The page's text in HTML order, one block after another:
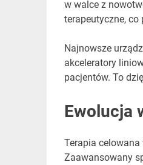
w walce z
terapeutyczne, co
Najnowsze
akceleratory
pacjentów. To
Ewolucja
Terapia
Zaawansowany